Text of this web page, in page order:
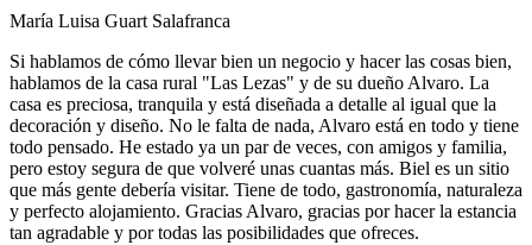
María Luisa Guart Salafranca
Si hablamos de cómo llevar bien un negocio y hacer las cosas bien,
hablamos de la casa rural "Las Lezas" y de su dueño Alvaro. La
casa es preciosa, tranquila y está diseñada a detalle al igual que la
decoración y diseño. No le falta de nada, Alvaro está en todo y tiene
todo pensado. He estado ya un par de veces, con amigos y familia,
pero estoy segura de que volveré unas cuantas más. Biel es un sitio
que más gente debería visitar. Tiene de todo, gastronomía, naturaleza
y perfecto alojamiento. Gracias Alvaro, gracias por hacer la estancia
tan agradable y por todas las posibilidades que ofreces.